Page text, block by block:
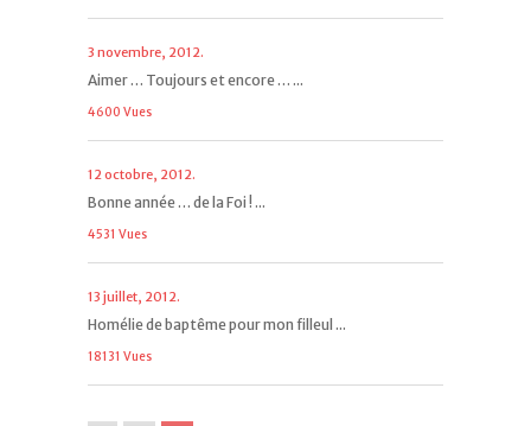
3 novembre, 2012.
Aimer … Toujours et encore … ...
4600 Vues
12 octobre, 2012.
Bonne année … de la Foi ! ...
4531 Vues
13 juillet, 2012.
Homélie de baptême pour mon filleul ...
18131 Vues